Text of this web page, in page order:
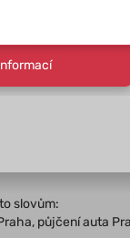
slovům:
půjčení auta